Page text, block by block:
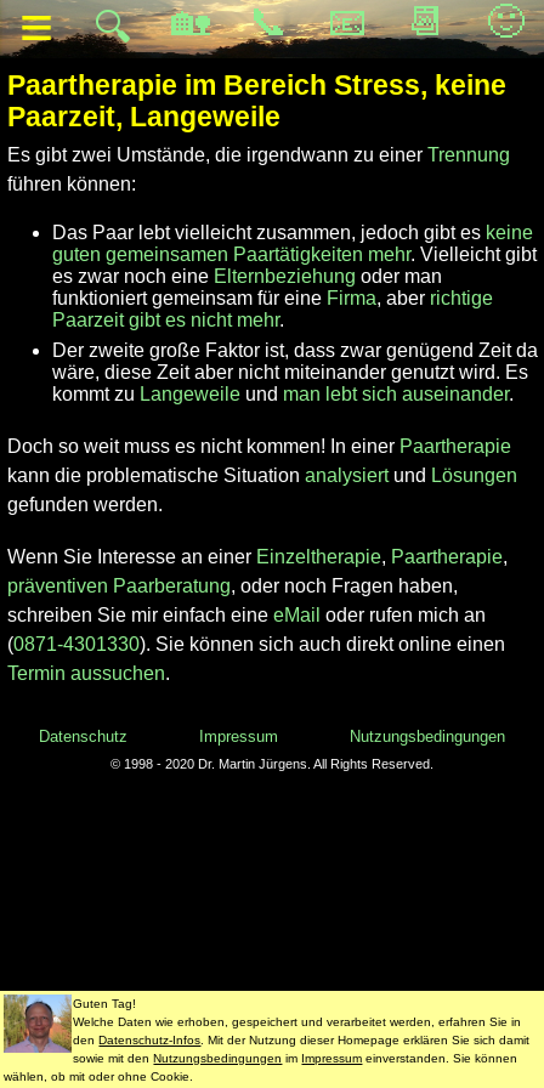
≡ 🔍 🏡 📞 📧 📆 🙂
Paartherapie im Bereich Stress, keine
Paarzeit, Langeweile
Es gibt zwei Umstände, die irgendwann zu einerTrennung
führen können:
Das Paar lebt vielleicht zusammen, jedoch gibt es keine
guten gemeinsamen Paartätigkeiten mehr. Vielleicht gibt
es zwar noch eine Elternbeziehung oder man
funktioniert gemeinsam für eine Firma, aber richtige
Paarzeit gibt es nicht mehr.
Der zweite große Faktor ist, dass zwar genügend Zeit da
wäre, diese Zeit aber nicht miteinander genutzt wird. Es
kommt zu Langeweile und man lebt sich auseinander.
Doch so weit muss es nicht kommen! In einer Paartherapie
kann die problematische Situationanalysiertund Lösungen
gefunden werden.
Wenn Sie Interesse an einer Einzeltherapie, Paartherapie,
präventiven Paarberatung, oder noch Fragen haben,
schreiben Sie mir einfach eineeMail oder rufen mich an
(0871-4301330). Sie können sich auch direkt online einen
Termin aussuchen.
Datenschutz Impressum Nutzungsbedingungen
© 1998 - 2020 Dr. Martin Jürgens. All Rights Reserved.
Guten Tag!
Welche Daten wie erhoben, gespeichert und verarbeitet werden, erfahren Sie in
denDatenschutz-Infos . Mit der Nutzung dieser Homepage erklären Sie sich damit
sowie mit denNutzungsbedingungen im Impressum einverstanden. Sie können
wählen, ob mit oder ohne Cookie.